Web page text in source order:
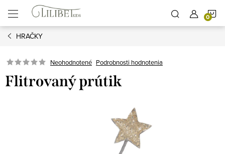
obsah
HRAČKY
Neohodnotené Podrobnosti hodnotenia
Flitrovaný prútik